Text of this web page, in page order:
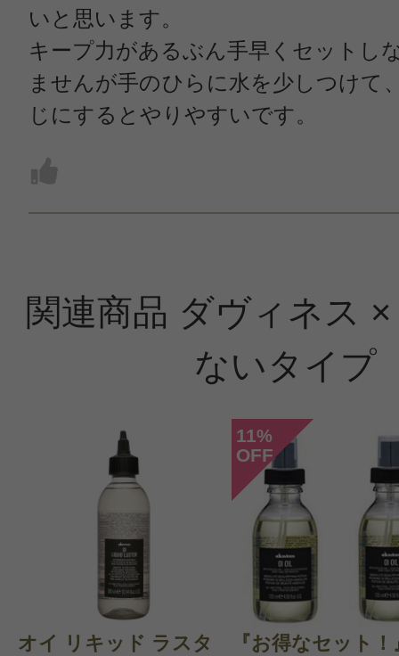
いと思います。
キープ力があるぶん手早くセットし
ませんが手のひらに水を少しつけて
じにするとやりやすいです。
関連商品 ダヴィネス
ないタイプ
オイ リキッド ラスタ
11%
OFF
『お得なセット